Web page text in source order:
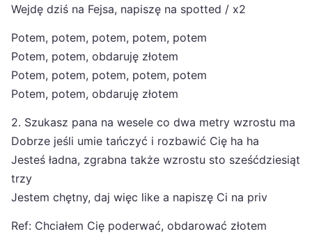
Wejdę dziś na Fejsa, napiszę na spotted / x2
Potem, potem, potem, potem, potem
Potem, potem, obdaruję złotem
Potem, potem, potem, potem, potem
Potem, potem, obdaruję złotem
2. Szukasz pana na wesele co dwa metry wzrostu ma
Dobrze jeśli umie tańczyć i rozbawić Cię ha ha
Jesteś ładna, zgrabna także wzrostu sto sześćdziesiąt
trzy
Jestem chętny, daj więc like a napiszę Ci na priv
Ref: Chciałem Cię poderwać, obdarować złotem